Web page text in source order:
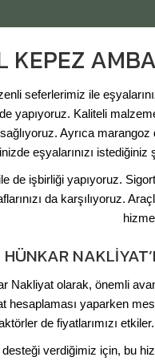
KEPEZ
seferlerimiz ile
yapıyoruz. Kaliteli
Ayrıca
eşyalarınızı
işbirliği yapıyoruz.
da karşılıyoruz.
HÜNKAR
olarak, önemli
yaparken
de fiyatlarımızı
verdiğimiz için, bu